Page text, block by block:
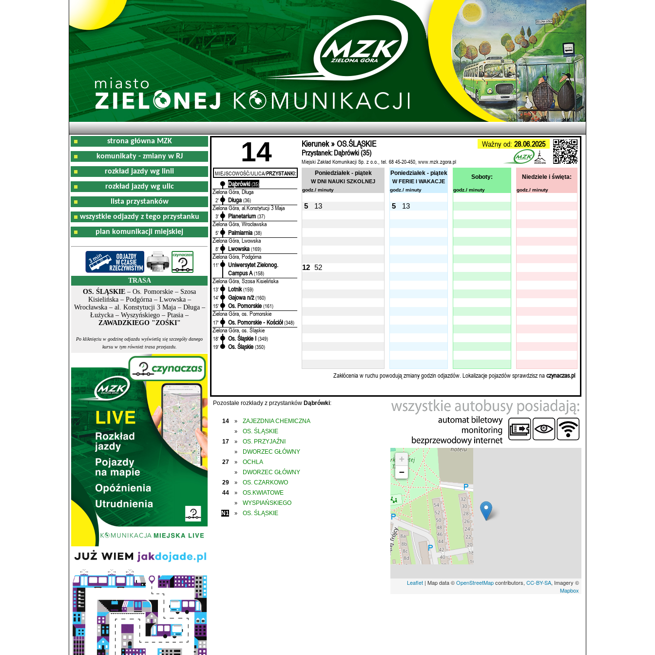
strona główna MZK
komunikaty - zmiany w RJ
rozkład jazdy wg linii
rozkład jazdy wg ulic
lista przystanków
wszystkie odjazdy z tego przystanku
plan komunikacji miejskiej
TRASA
OS. ŚLĄSKIE – Os. Pomorskie – Szosa
Kisielińska – Podgórna – Lwowska –
Wrocławska – al. Konstytucji 3 Maja – Długa –
Łużycka – Wyszyńskiego – Ptasia –
ZAWADZKIEGO "ZOŚKI"
Po kliknięciu w godzinę odjazdu wyświetlą się szczegóły danego
kursu w tym również trasa przejazdu.
14 Kierunek » OS.ŚLĄSKIE Ważny od: 28.06.2025
Przystanek: Dąbrówki (35)
Miejski Zakład Komunikacji Sp. z o.o., tel. 68 45-20-450, www.mzk.zgora.pl
MIEJSCOWOŚĆ/ULICA/PRZYSTANKI:
Dąbrówki (35)
Zielona Góra, Długa
2' Długa (36)
Zielona Góra, al.Konstytucji 3 Maja
3' Planetarium (37)
Zielona Góra, Wrocławska
5' Palmiarnia (38)
Zielona Góra, Lwowska
8' Lwowska (169)
Zielona Góra, Podgórna
11'
Uniwersytet Zielonog.
Campus A (158)
Zielona Góra, Szosa Kisielińska
13' Lotnik (159)
14'
Gajowa n/ż (160)
15'
Os. Pomorskie (161)
Zielona Góra, os. Pomorskie
17' Os. Pomorskie - Kościół (348)
Zielona Góra, os. Śląskie
18' Os. Śląskie I (349)
19'
Os. Śląskie (350)
Poniedziałek - piątek
W DNI NAUKI SZKOLNEJ
Poniedziałek - piątek
W FERIE I WAKACJE
Soboty: Niedziele i święta:
godz./ minuty godz./ minuty godz./ minuty godz./ minuty
5 13 5 13
12 52
Zakłócenia w ruchu powodują zmiany godzin odjazdów. Lokalizacje pojazdów sprawdzisz naczynaczas.pl
Pozostałe rozkłady z przystanków Dąbrówki:
14 » ZAJEZDNIA CHEMICZNA
»
OS. ŚLĄSKIE
17
» OS. PRZYJAŹNI
»
DWORZEC GŁÓWNY
27
» OCHLA
»
DWORZEC GŁÓWNY
29
»
OS. CZARKOWO
44
» OS.KWIATOWE
»
WYSPIAŃSKIEGO
N1
» OS. ŚLĄSKIE
+
−
Leaflet | Map data ©OpenStreetMapcontributors, CC-BY-SA, Imagery ©
Mapbox